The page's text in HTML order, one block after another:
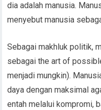
dia adalah manusia.
menyebut manusia
Sebagai makhluk politik,
sebagai the art of
menjadi mungkin).
daya dengan maksimal
entah melalui kompromi,